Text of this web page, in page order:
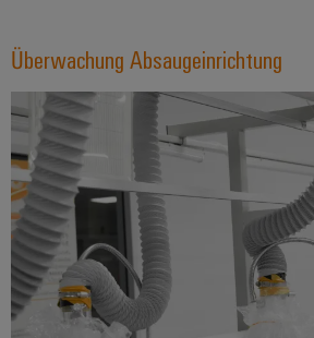
Lösungen
für
die
Abwasserindustrie
Wasserstoff
Wasserstoff
als
Schlüsseltechnologie
für
die
Energiewende
Automaten
Software
Markierer
Industriedrucker
Industrieleuchte
Cabinet
Infrastructure
Überwachung Absaugeinrichtung